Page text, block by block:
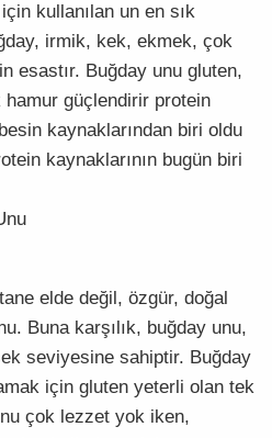
kullanılan un en sık
irmik, kek, ekmek, çok
esastır. Buğday unu gluten,
güçlendirir protein
kaynaklarından biri oldu
kaynaklarının bugün biri
elde değil, özgür, doğal
Buna karşılık, buğday unu,
seviyesine sahiptir. Buğday
için gluten yeterli olan tek
çok lezzet yok iken,